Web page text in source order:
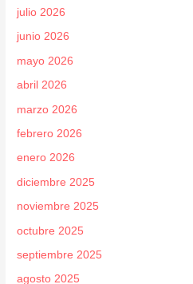
julio 2026
junio 2026
mayo 2026
abril 2026
marzo 2026
febrero 2026
enero 2026
diciembre 2025
noviembre 2025
octubre 2025
septiembre 2025
agosto 2025